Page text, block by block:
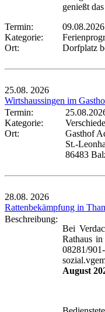
genießt
Termin:
Kategorie:
Ort:
Dorfplatz
25.08. 2026
Wirtshaussingen im
Termin:
Kategorie:
Ort:
Gasthof
St.-
86483
28.08. 2026
Rattenbekämpfung in
Beschreibung:
Bei
Rathaus
August